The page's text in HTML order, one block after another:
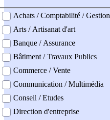
professionel
Achats / Comptabilité / Gestion
Arts / Artisanat d'art
Banque / Assurance
Bâtiment / Travaux Publics
Commerce / Vente
Communication / Multimédia
Conseil / Etudes
Direction d'entreprise